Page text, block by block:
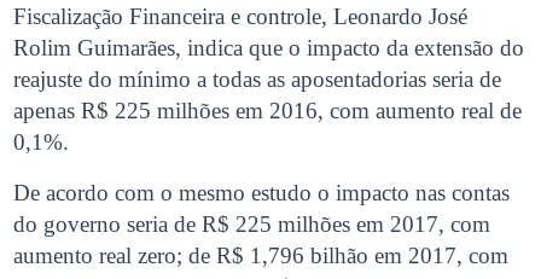
Fiscalização Financeira e controle, Leonardo José
Rolim Guimarães, indica que o impacto da extensão do
reajuste do mínimo a todas as aposentadorias seria de
apenas R$ 225 milhões em 2016, com aumento real de
0,1%.
De acordo com o mesmo estudo o impacto nas contas
do governo seria de R$ 225 milhões em 2017, com
aumento real zero; de R$ 1,796 bilhão em 2017, com